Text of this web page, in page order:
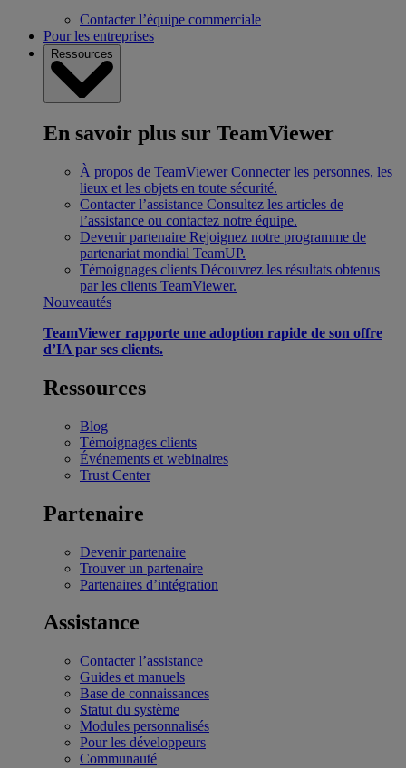
Contacter l’équipe commerciale
Pour les entreprises
Ressources
En savoir plus sur TeamViewer
À propos de TeamViewer Connecter les personnes, les
lieux et les objets en toute sécurité.
Contacter l’assistance Consultez les articles de
l’assistance ou contactez notre équipe.
Devenir partenaire Rejoignez notre programme de
partenariat mondial TeamUP.
Témoignages clients Découvrez les résultats obtenus
par les clients TeamViewer.
Nouveautés
TeamViewer rapporte une adoption rapide de son offre
d’IA par ses clients.
Ressources
Blog
Témoignages clients
Événements et webinaires
Trust Center
Partenaire
Devenir partenaire
Trouver un partenaire
Partenaires d’intégration
Assistance
Contacter l’assistance
Guides et manuels
Base de connaissances
Statut du système
Modules personnalisés
Pour les développeurs
Communauté